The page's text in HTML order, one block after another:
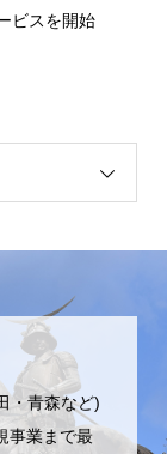
ビスを開始
・青森など)
事業まで最